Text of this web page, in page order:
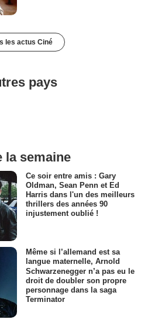
les actus Ciné
pays
la semaine
Ce soir entre amis : Gary
Oldman, Sean Penn et Ed
Harris dans l'un des meilleurs
thrillers des années 90
injustement oublié !
Même si l’allemand est sa
langue maternelle, Arnold
Schwarzenegger n’a pas eu le
droit de doubler son propre
personnage dans la saga
Terminator